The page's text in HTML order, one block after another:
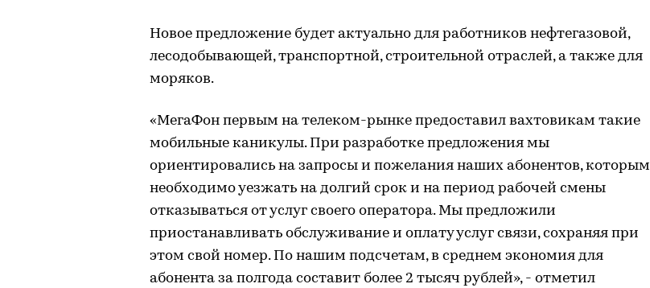
Новое предложение будет актуально для работников нефтегазовой,
лесодобывающей, транспортной, строительной отраслей, а также для
моряков.
«МегаФон первым на телеком-рынке предоставил вахтовикам такие
мобильные каникулы. При разработке предложения мы
ориентировались на запросы и пожелания наших абонентов, которым
необходимо уезжать на долгий срок и на период рабочей смены
отказываться от услуг своего оператора. Мы предложили
приостанавливать обслуживание и оплату услуг связи, сохраняя при
этом свой номер. По нашим подсчетам, в среднем экономия для
абонента за полгода составит более 2 тысяч рублей», - отметил